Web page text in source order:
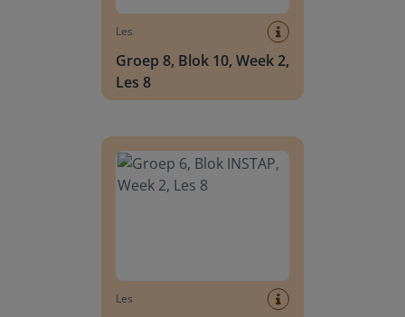
Les
Groep 8, Blok 10, Week 2,
Les 8
Les